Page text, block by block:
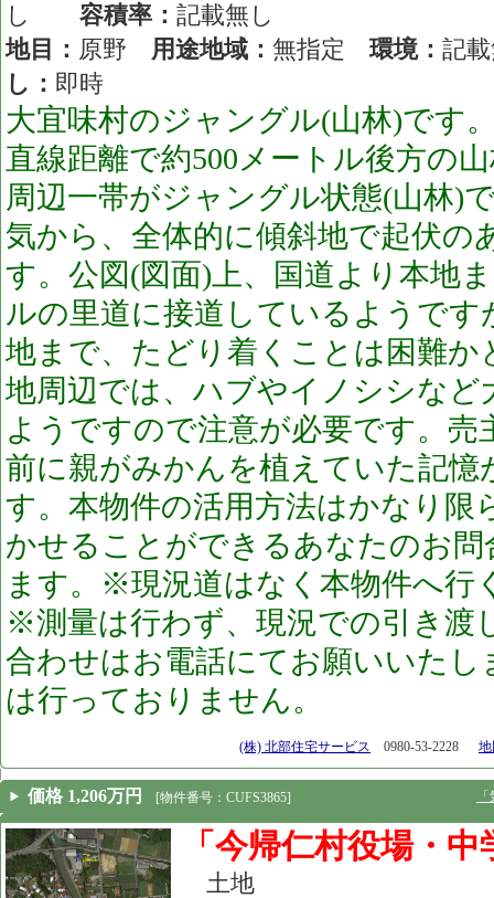
し 容積率： 記載無し
地目： 原野 用途地域： 無指定 環境： 記
し： 即時
大宜味村のジャングル(山林)です
直線距離で約500メートル後方の
周辺一帯がジャングル状態(山林)
気から、全体的に傾斜地で起伏の
す。公図(図面)上、国道より本地
ルの里道に接道しているようで
地まで、たどり着くことは困難か
地周辺では、ハブやイノシシなど
ようですので注意が必要です。売
前に親がみかんを植えていた記
す。本物件の活用方法はかなり限
かせることができるあなたのお
ます。※現況道はなく本物件へ行
※測量は行わず、現況での引き渡
合わせはお電話にてお願いいたし
は行っておりません。
(株) 北部住宅サービス 0980-53-2228 地
価格 1,206万円 [物件番号：CUFS3865]
「今帰仁村役場・
土地